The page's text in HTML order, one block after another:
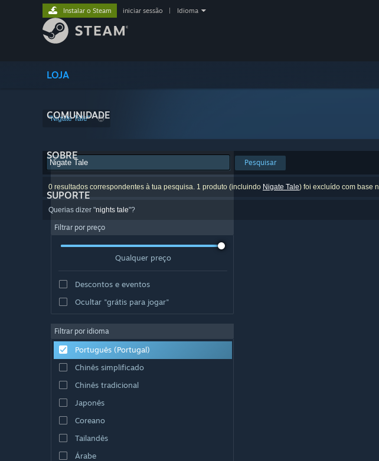
LOJA
COMUNIDADE
SOBRE
SUPORTE
Instalar o Steam iniciar sessão Idioma
"Nigate Tale"
Pesquisar
0 resultados correspondentes à tua pesquisa. 1 produto (incluindo Nigate Tale) foi excluído com base
Querias dizer "nights tale"?
Filtrar por preço
Qualquer preço
Descontos e eventos
Ocultar "grátis para jogar"
Filtrar por idioma
Português (Portugal)
Chinês simplificado
Chinês tradicional
Japonês
Coreano
Tailandês
Árabe